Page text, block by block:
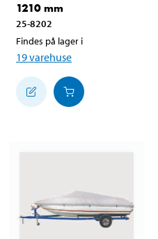
1210 mm
25-8202
Findes på lager i
19varehuse